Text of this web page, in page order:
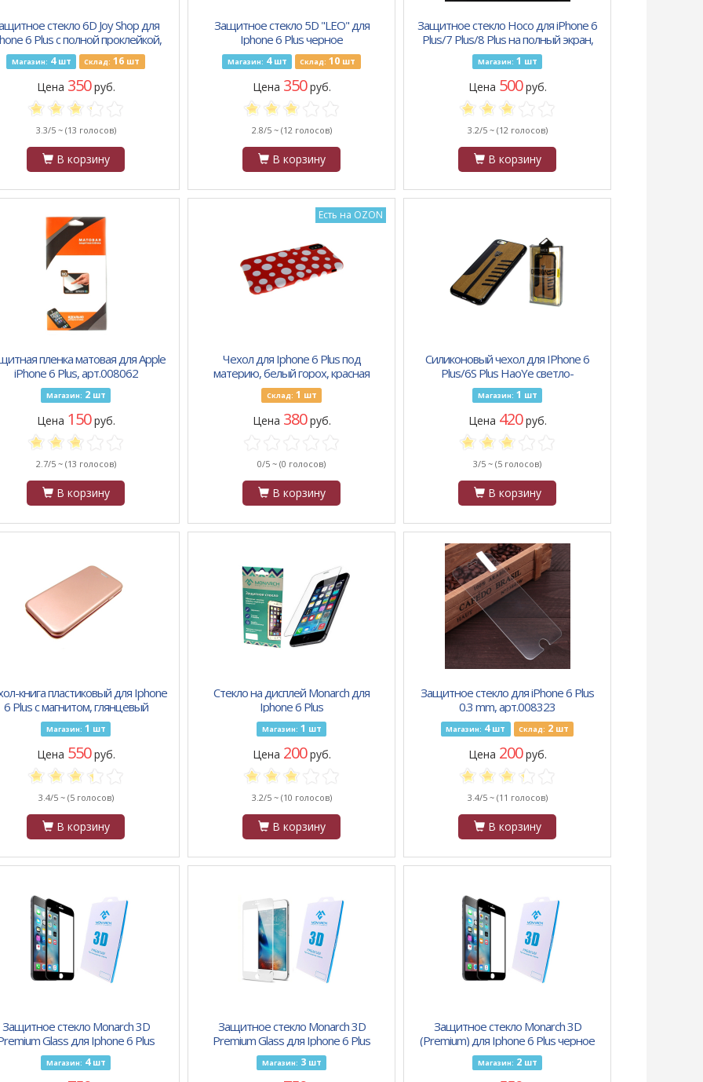
стекло 6D Joy Shop для
6 Plus с полной проклейкой,
белое
Магазин: 4шт Склад: 16 шт
Цена 350руб.
3.3/5 ~ (13 голосов)
В корзину
Защитное стекло 5D "LEO" для
Iphone 6 Plus черное
Магазин: 4шт Склад: 10 шт
Цена 350руб.
2.8/5 ~ (12 голосов)
В корзину
Защитное стекло Hoco для iPhone 6
Plus/7 Plus/8 Plus на полный экран,
арт.010656 (Черный)
Магазин: 1 шт
Цена 500руб.
3.2/5 ~ (12 голосов)
В корзину
пленка матовая для Apple
iPhone 6 Plus, арт.008062
Магазин: 2шт
Цена 150руб.
2.7/5 ~ (13 голосов)
В корзину
Есть на OZON
Чехол для Iphone 6 Plus под
материю, белый горох, красная
Склад: 1 шт
Цена 380руб.
0/5 ~ (0 голосов)
В корзину
Силиконовый чехол для IPhone 6
Plus/6S Plus HaoYe светло-
коричневый
Магазин: 1 шт
Цена 420руб.
3/5 ~ (5 голосов)
В корзину
книга пластиковый для Iphone
6 Plus с магнитом, глянцевый
розовое-золото
Магазин: 1 шт
Цена 550руб.
3.4/5 ~ (5 голосов)
В корзину
Стекло на дисплей Monarch для
Iphone 6 Plus
Магазин: 1 шт
Цена 200руб.
3.2/5 ~ (10 голосов)
В корзину
Защитное стекло для iPhone 6 Plus
0.3 mm, арт.008323
Магазин: 4шт Склад: 2шт
Цена 200руб.
3.4/5 ~ (11 голосов)
В корзину
Защитное стекло Monarch 3D
Glass для Iphone 6 Plus
матовое черное
Магазин: 4шт
Защитное стекло Monarch 3D
Premium Glass для Iphone 6 Plus
матовое белое
Магазин: 3шт
Защитное стекло Monarch 3D
(Premium) для Iphone 6 Plus черное
Магазин: 2шт